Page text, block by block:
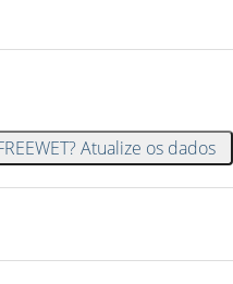
Atualize os dados